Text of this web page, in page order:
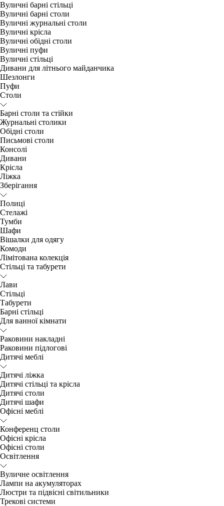
Вуличні барні стільці
Вуличні барні столи
Вуличні журнальні столи
Вуличні крісла
Вуличні обідні столи
Вуличні пуфи
Вуличні стільці
Дивани для літнього майданчика
Шезлонги
Пуфи
Столи
Барні столи та стійки
Журнальні столики
Обідні столи
Письмові столи
Консолі
Дивани
Крісла
Ліжка
Зберігання
Полиці
Стелажі
Тумби
Шафи
Вішалки для одягу
Комоди
Лімітована колекція
Стільці та табурети
Лави
Стільці
Табурети
Барні стільці
Для ванної кімнати
Раковини накладні
Раковини підлогові
Дитячі меблі
Дитячі ліжка
Дитячі стільці та крісла
Дитячі столи
Дитячі шафи
Офісні меблі
Конференц столи
Офісні крісла
Офісні столи
Освітлення
Вуличне освітлення
Лампи на акумуляторах
Люстри та підвісні світильники
Трекові системи